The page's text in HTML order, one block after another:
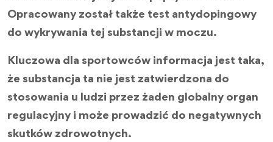
Opracowany został także test antydopingowy
do wykrywania tej substancji w moczu.
Kluczowa dla sportowców informacja jest taka,
że substancja ta nie jest zatwierdzona do
stosowania u ludzi przez żaden globalny organ
regulacyjny i może prowadzić do negatywnych
skutków zdrowotnych.